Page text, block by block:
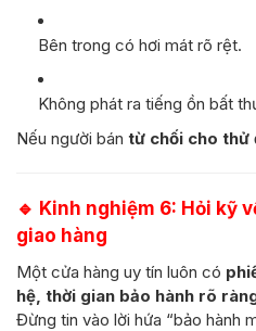
Bên trong có hơi mát rõ rệt.
Không phát ra tiếng ồn bất
Nếu người bán từ chối cho thử
🔹 Kinh nghiệm 6: Hỏi kỹ
giao hàng
Một cửa hàng uy tín luôn có
hệ, thời gian bảo hành rõ
Đừng tin vào lời hứa “bảo hành